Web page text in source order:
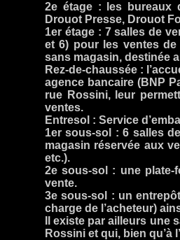
2e étage : les bureaux
Drouot Presse, Drouot
1er étage : 7 salles de
et 6) pour les ventes de
sans magasin, destinée
Rez-de-chaussée :
agence bancaire (BNP
rue Rossini, leur
ventes.
Entresol : Service
1er sous-sol : 6 salles
magasin réservée aux
etc.).
2e sous-sol : une plate-
vente.
3e sous-sol : un
charge de l’acheteur)
Il existe par ailleurs une
Rossini et qui, bien qu’à